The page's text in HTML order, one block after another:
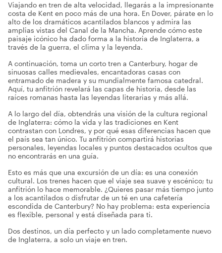
Viajando en tren de alta velocidad, llegarás a la impresionante
costa de Kent en poco más de una hora. En Dover, párate en lo
alto de los dramáticos acantilados blancos y admira las
amplias vistas del Canal de la Mancha. Aprende cómo este
paisaje icónico ha dado forma a la historia de Inglaterra, a
través de la guerra, el clima y la leyenda.
A continuación, toma un corto tren a Canterbury, hogar de
sinuosas calles medievales, encantadoras casas con
entramado de madera y su mundialmente famosa catedral.
Aquí, tu anfitrión revelará las capas de historia, desde las
raíces romanas hasta las leyendas literarias y más allá.
A lo largo del día, obtendrás una visión de la cultura regional
de Inglaterra: cómo la vida y las tradiciones en Kent
contrastan con Londres, y por qué esas diferencias hacen que
el país sea tan único. Tu anfitrión compartirá historias
personales, leyendas locales y puntos destacados ocultos que
no encontrarás en una guía.
Esto es más que una excursión de un día: es una conexión
cultural. Los trenes hacen que el viaje sea suave y escénico; tu
anfitrión lo hace memorable. ¿Quieres pasar más tiempo junto
a los acantilados o disfrutar de un té en una cafetería
escondida de Canterbury? No hay problema: esta experiencia
es flexible, personal y está diseñada para ti.
Dos destinos, un día perfecto y un lado completamente nuevo
de Inglaterra, a solo un viaje en tren.